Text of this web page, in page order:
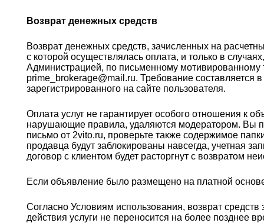
Возврат денежных средств
Возврат денежных средств, зачисленных на
с которой осуществлялась оплата, и только в
Администрацией, по письменному
prime_brokerage@mail.ru. Требование
зарегистрированного на сайте пользователя.
Оплата услуг не гарантирует особого отношения к
нарушающие правила, удаляются модератором. Вы
письмо от 2vito.ru, проверьте также содержимое
продавца будут заблокированы навсегда, учетная
договор с клиентом будет расторгнут с возвратом
Если объявление было размещено на платной
Согласно Условиям использования, возврат
действия услуги не переносится на более позднее